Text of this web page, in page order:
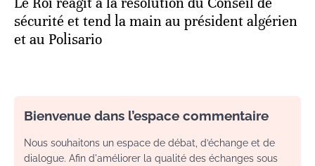
sécurité et tend la main au président algérien
et au Polisario
Bienvenue dans l’espace commentaire
Nous souhaitons un espace de débat, d’échange et de
dialogue. Afin d'améliorer la qualité des échanges sous